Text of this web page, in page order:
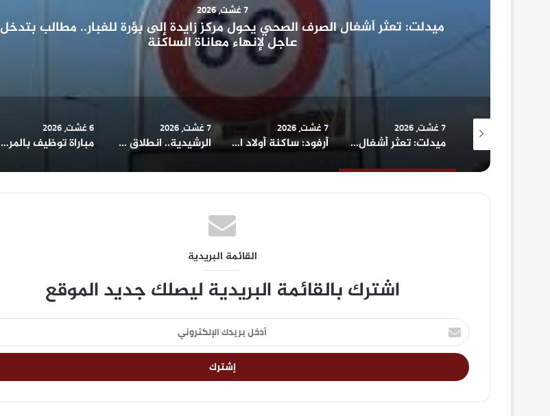
7 غشت، 2026
ميدلت: تعثر أشغال الصرف الصحي يحول مركز زايدة إلى بؤرة للغبار.. مطالب بتدخل
عاجل لإنهاء معاناة الساكنة
الرشيدية .. نزيف على أسفلت بوذنيب.. متى تتدخل السلطات لوقف حوادث السير ؟
7 غشت، 2026
ميدلت: تعثر أشغال الصرف الصحي يحول مركز زايدة إلى بؤرة للغبار.. مطالب بتدخل عاجل لإنهاء معاناة الساكنة
7 غشت، 2026
أرفود: ساكنة أولاد الزهراء تطالب والي الجهة بإيفاد لجنة ميدانية لمعاينة مشروع التهيئة
7 غشت، 2026
الرشيدية.. انطلاق قافلة طبية مجانية لتقريب الخدمات الصحية من ساكنة تنجداد وفركلة العليا
6 غشت، 2026
مباراة توظيف بالمركز الجهوي للاستثمار تثير الجدل.. معطيات حول محاولة “تفصيل المنصب” لفائدة مستخدمة مقربة
القائمة البريدية
اشترك بالقائمة البريدية ليصلك جديد الموقع